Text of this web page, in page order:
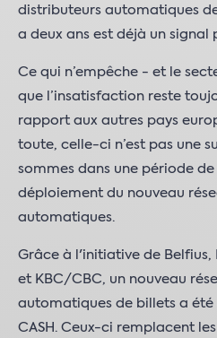
distributeurs automatiques
a deux ans est déjà un signal
Ce qui n’empêche - et le
que l’insatisfaction reste
rapport aux autres pays
toute, celle-ci n’est pas une
sommes dans une période
déploiement du nouveau
automatiques.
Grâce à l'initiative de Belfius,
et KBC/CBC, un nouveau
automatiques de billets a été
CASH. Ceux-ci remplacent